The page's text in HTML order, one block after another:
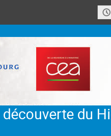
du